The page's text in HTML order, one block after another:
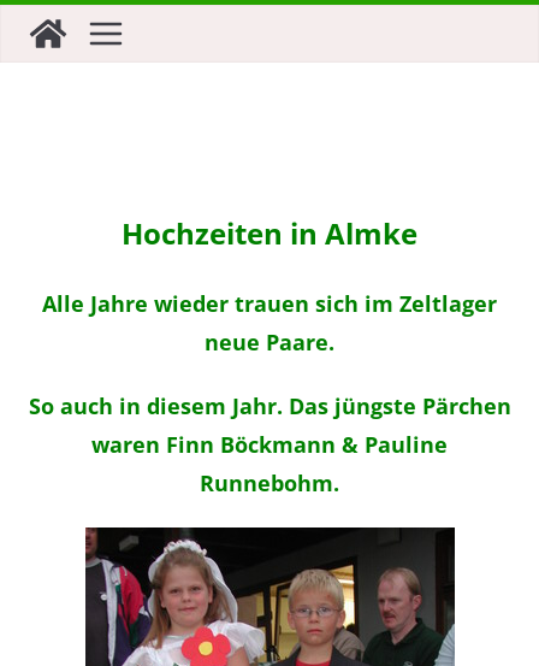
Inhalt
Hochzeiten in Almke
Alle Jahre wieder trauen sich im Zeltlager
neue Paare.
So auch in diesem Jahr. Das jüngste Pärchen
waren Finn Böckmann & Pauline
Runnebohm.